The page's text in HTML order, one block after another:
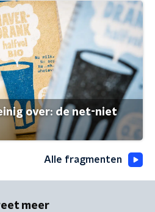
over: de net-niet
Alle fragmenten
meer